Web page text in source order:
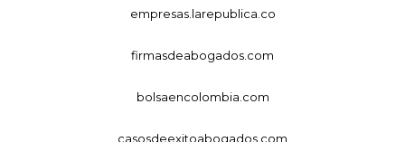
empresas.larepublica.co
firmasdeabogados.com
bolsaencolombia.com
casosdeexitoabogados.com